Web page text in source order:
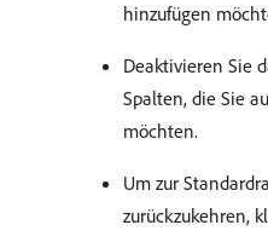
hinzufügen
Deaktivieren Sie
Spalten, die Sie
möchten.
Um zur
zurückzukehren,